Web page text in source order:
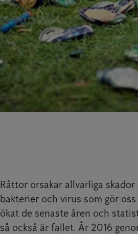
Råttor orsakar allvarliga
bakterier och virus som gör
ökat de senaste åren och
så också är fallet. År 2016